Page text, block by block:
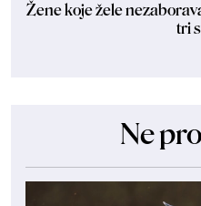
Žene koje žele
tri
Ne